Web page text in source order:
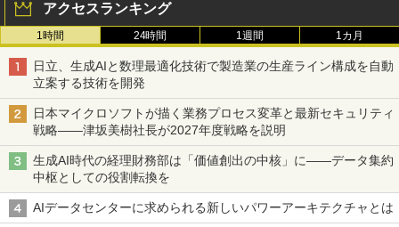
アクセスランキング
1時間 24時間 1週間 1カ月
日立、生成AIと数理最適化技術で製造業の生産ライン構成を自動
立案する技術を開発
日本マイクロソフトが描く業務プロセス変革と最新セキュリティ
戦略――津坂美樹社長が2027年度戦略を説明
生成AI時代の経理財務部は「価値創出の中核」に――データ集約
中枢としての役割転換を
AIデータセンターに求められる新しいパワーアーキテクチャとは